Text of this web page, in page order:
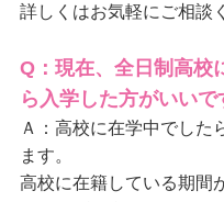
詳しくはお気軽にご相談
Q：現在、全日制高校
ら入学した方がいいで
Ａ：高校に在学中でした
ます。
高校に在籍している期間